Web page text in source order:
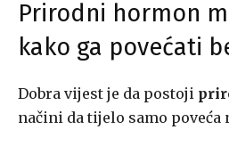
Prirodni hormon
kako ga povećati
Dobra vijest je da postoji
načini da tijelo samo poveća